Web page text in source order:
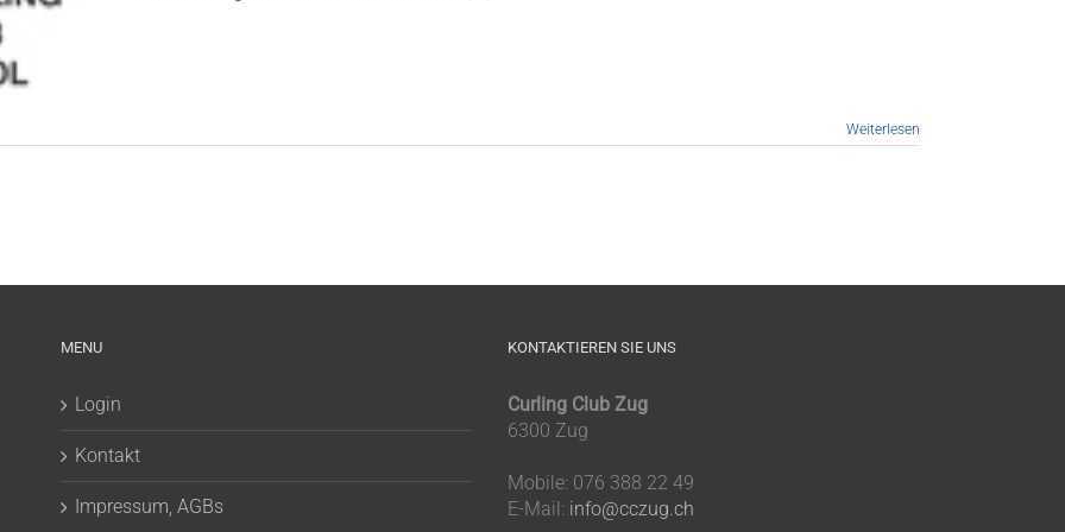
Weiterlesen
MENU
Login
Kontakt
Impressum, AGBs
KONTAKTIEREN SIE UNS
Curling Club Zug
6300 Zug
Mobile: 076 388 22 49
E-Mail: info@cczug.ch